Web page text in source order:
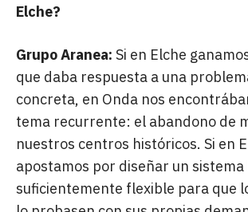
Elche?
Grupo Aranea: Si en Elche
que daba respuesta a una
concreta, en Onda nos
tema recurrente: el abandono de
nuestros centros históricos. Si en
apostamos por diseñar un sistema
suficientemente flexible para que